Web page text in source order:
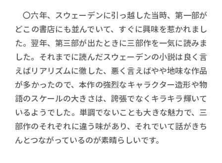
〇六年、スウェーデンに引っ越した当時、第一部が
どこの書店にも並んでいて、すぐに興味を惹かれまし
た。翌年、第三部が出たときに三部作を一気に読みま
した。それまでに読んだスウェーデンの小説は良く言
えばリアリズムに徹した、悪く言えばやや地味な作品
が多かったので、本作の強烈なキャラクター造形や物
語のスケールの大きさは、誇張でなくキラキラ輝いて
いるようでした。単調でないことも大きな魅力で、三
部作のそれぞれに違う味があり、それでいて話がきち
んとつながっているのが素晴らしいです。